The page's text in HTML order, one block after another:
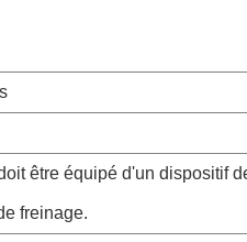
être équipé d'un dispositif
freinage.